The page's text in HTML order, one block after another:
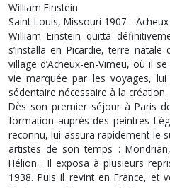
William Einstein
Saint-Louis, Missouri 1907 -
William Einstein quitta
s’installa en Picardie, terre
village d’Acheux-en-Vimeu, où il
vie marquée par les voyages,
sédentaire nécessaire à la création.
Dès son premier séjour à Paris
formation auprès des peintres
reconnu, lui assura rapidement le
artistes de son temps :
Hélion... Il exposa à plusieurs
1938. Puis il revint en France, et